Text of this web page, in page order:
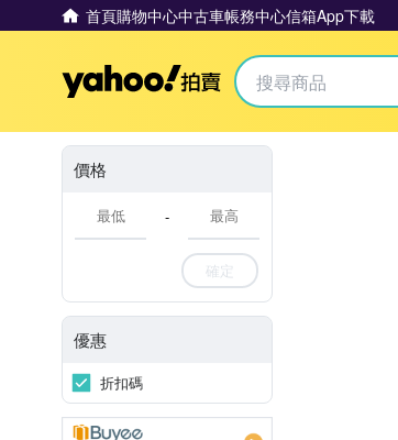
首頁購物中心中古車帳務中心信箱App下載
Yahoo拍賣
價格
-
確定
優惠
折扣碼